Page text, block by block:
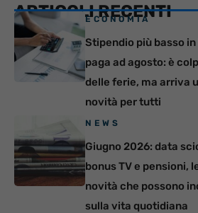
ARTICOLI RECENTI
ECONOMIA
Stipendio più basso
paga ad agosto: è
delle ferie, ma arriva
novità per tutti
NEWS
Giugno 2026: data
bonus TV e pensioni,
novità che possono
sulla vita quotidiana